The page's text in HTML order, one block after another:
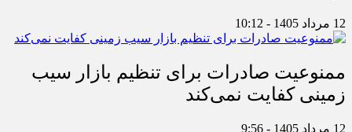
12 مرداد 1405 - 10:12
ممنوعیت صادرات برای تنظیم بازار سیب
زمینی کفایت نمی‌کند
12 مرداد 1405 - 9:56